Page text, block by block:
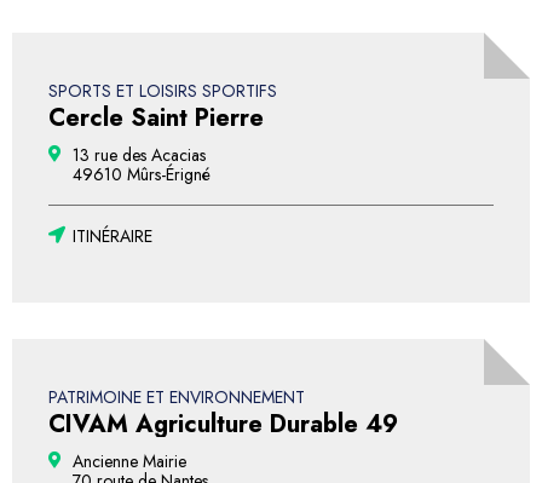
SPORTS ET LOISIRS SPORTIFS
Cercle Saint Pierre
13 rue des Acacias
49610 Mûrs-Érigné
ITINÉRAIRE
PATRIMOINE ET ENVIRONNEMENT
CIVAM Agriculture Durable 49
Ancienne Mairie